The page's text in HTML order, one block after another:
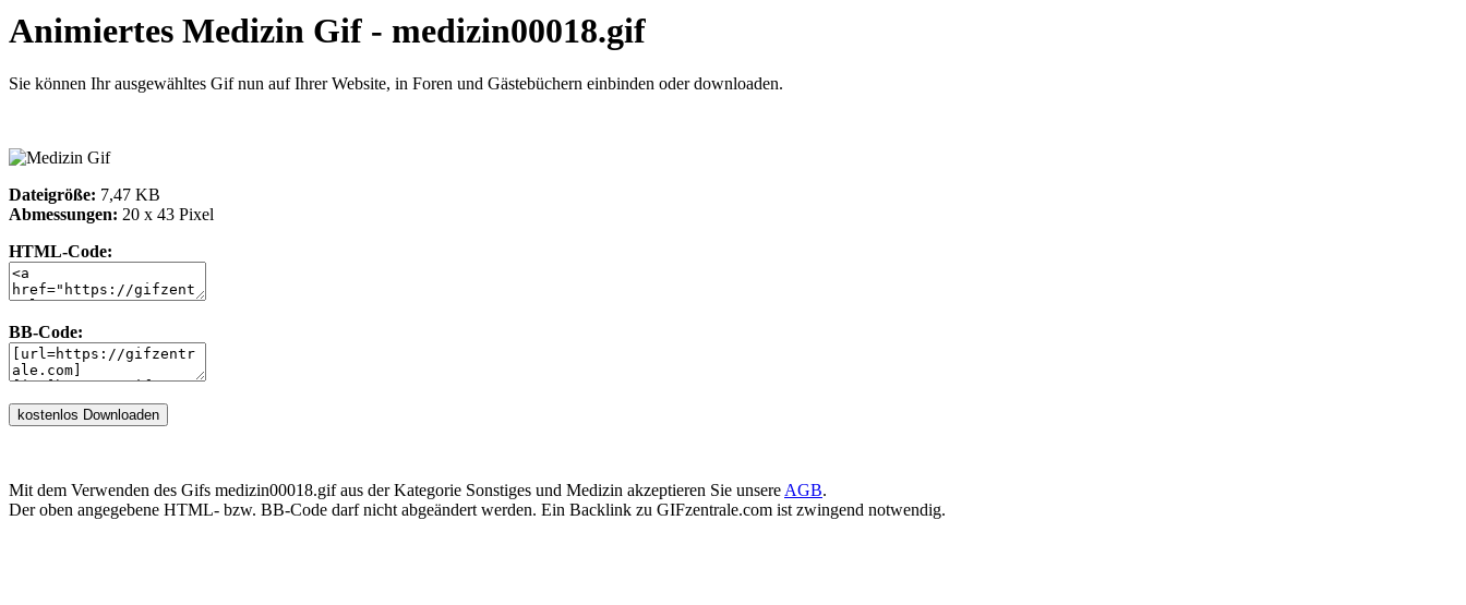
Animiertes Medizin Gif - medizin00018.gif
Sie können Ihr ausgewähltes Gif nun auf Ihrer Website, in Foren und Gästebüchern einbinden oder downloaden.
Dateigröße: 7,47 KB
Abmessungen: 20 x 43 Pixel
HTML-Code:
BB-Code:
Mit dem Verwenden des Gifs medizin00018.gif aus der Kategorie Sonstiges und Medizin akzeptieren Sie unsere AGB.
Der oben angegebene HTML- bzw. BB-Code darf nicht abgeändert werden. Ein Backlink zu GIFzentrale.com ist zwingend notwendig.